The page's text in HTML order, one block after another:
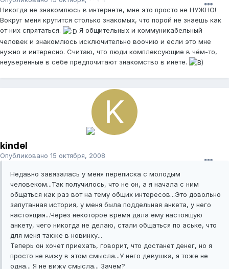
Никогда не знакомлюсь в интернете, мне это просто не НУЖНО!
Вокруг меня крутится столько знакомых, что порой не знаешь как
от них спрятаться.
Я общительных и коммуникабельный
человек и знакомлюсь исключительно воочию и если это мне
нужно и интересно. Считаю, что люди комплексующие в чём-то,
неуверенные в себе предпочитают знакомство в инете.
kindel
Опубликовано 15 октября, 2008
Недавно завязалась у меня переписка с молодым
человеком...Так получилось, что не он, а я начала с ним
общаться как раз вот на тему общих интересов...Это довольно
запутанная история, у меня была поддельная анкета, у него
настоящая...Через некоторое время дала ему настоящую
анкету, чего никогда не делаю, стали общаться по аське, что
для меня также в новинку...
Теперь он хочет приехать, говорит, что достанет денег, но я
просто не вижу в этом смысла...У него девушка, я тоже не
одна... Я не вижу смысла... Зачем?